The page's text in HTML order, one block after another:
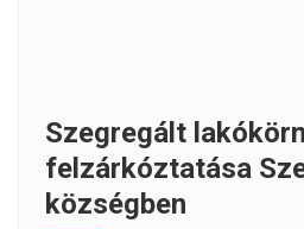
Szegregált
felzárkóztatása
községben